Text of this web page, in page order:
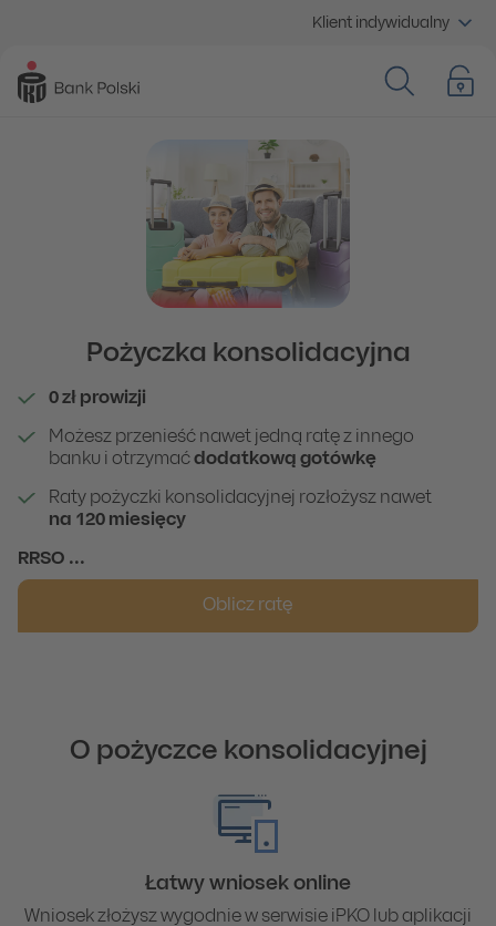
Klient indywidualny
Pożyczka konsolidacyjna
0 zł prowizji
Możesz przenieść nawet jedną ratę z innego
banku i otrzymać dodatkową gotówkę
Raty pożyczki konsolidacyjnej rozłożysz nawet
na 120 miesięcy
RRSO ...
Oblicz ratę
O pożyczce konsolidacyjnej
Łatwy wniosek online
Wniosek złożysz wygodnie w serwisie iPKO lub aplikacji